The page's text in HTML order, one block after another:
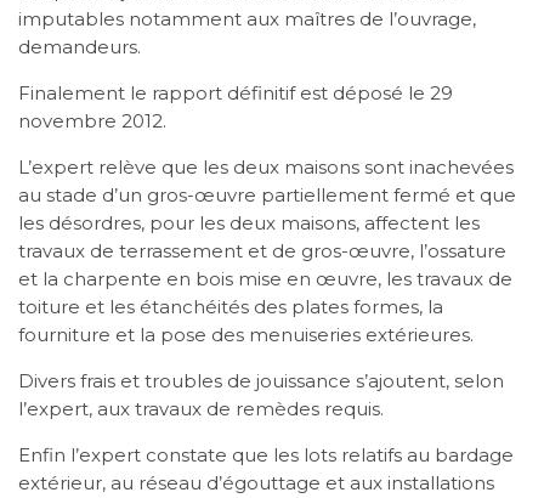
imputables notamment aux maîtres de l’ouvrage,
demandeurs.
Finalement le rapport définitif est déposé le 29
novembre 2012.
L’expert relève que les deux maisons sont inachevées
au stade d’un gros-œuvre partiellement fermé et que
les désordres, pour les deux maisons, affectent les
travaux de terrassement et de gros-œuvre, l’ossature
et la charpente en bois mise en œuvre, les travaux de
toiture et les étanchéités des plates formes, la
fourniture et la pose des menuiseries extérieures.
Divers frais et troubles de jouissance s’ajoutent, selon
l’expert, aux travaux de remèdes requis.
Enfin l’expert constate que les lots relatifs au bardage
extérieur, au réseau d’égouttage et aux installations